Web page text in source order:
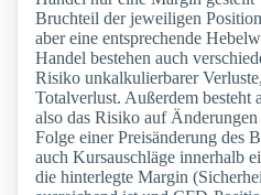
Bruchteil der jeweiligen
aber eine entsprechende
Handel bestehen auch
Risiko unkalkulierbarer
Totalverlust. Außerdem besteht
also das Risiko auf
Folge einer Preisänderung des
auch Kursauschläge innerhalb
die hinterlegte Margin